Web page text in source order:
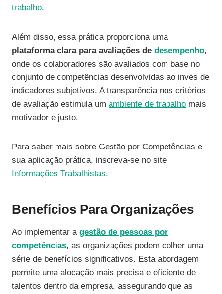
trabalho.
Além disso, essa prática proporciona uma
plataforma clara para avaliações de desempenho,
onde os colaboradores são avaliados com base no
conjunto de competências desenvolvidas ao invés de
indicadores subjetivos. A transparência nos critérios
de avaliação estimula um ambiente de trabalho mais
motivador e justo.
Para saber mais sobre Gestão por Competências e
sua aplicação prática, inscreva-se no site
Informações Trabalhistas.
Benefícios Para Organizações
Ao implementar a gestão de pessoas por
competências, as organizações podem colher uma
série de benefícios significativos. Esta abordagem
permite uma alocação mais precisa e eficiente de
talentos dentro da empresa, assegurando que as